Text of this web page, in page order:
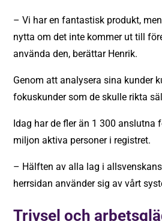
– Vi har en fantastisk produkt,
nytta om det inte kommer ut till
använda den, berättar Henrik.
Genom att analysera sina kunder
fokuskunder som de skulle rikta
Idag har de fler än 1 300 anslutna
miljon aktiva personer i registret.
– Hälften av alla lag i
herrsidan använder sig av vårt
Trivsel och